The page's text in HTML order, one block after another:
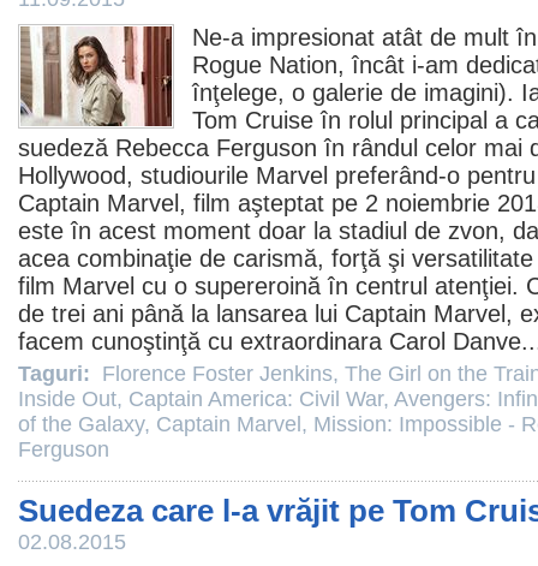
Ne-a impresionat atât de mult
Rogue Nation, încât i-am
înţelege, o galerie de imagini).
Tom Cruise în rolul principal a
suedeză Rebecca Ferguson în rândul celor mai
Hollywood, studiourile Marvel preferând-o
Captain Marvel , film aşteptat pe 2 noiembrie
este în acest moment doar la stadiul de zvon,
acea combinaţie de carismă, forţă şi
film Marvel cu o supereroină în centrul atenţiei.
de trei ani până la lansarea lui Captain Marvel,
facem cunoştinţă cu extraordinara Carol
Taguri: Florence Foster Jenkins, The Girl on the
Inside Out, Captain America: Civil War, Avengers:
of the Galaxy, Captain Marvel , Mission: Impossible -
Ferguson
Suedeza care l-a vrăjit pe Tom
02.08.2015